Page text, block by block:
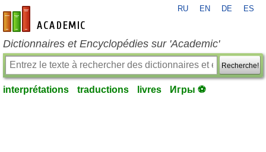
fr-academic.com
RU EN DE ES
Dictionnaires et Encyclopédies sur 'Academic'
Recherche!
interprétations traductions livres Игры ⚽